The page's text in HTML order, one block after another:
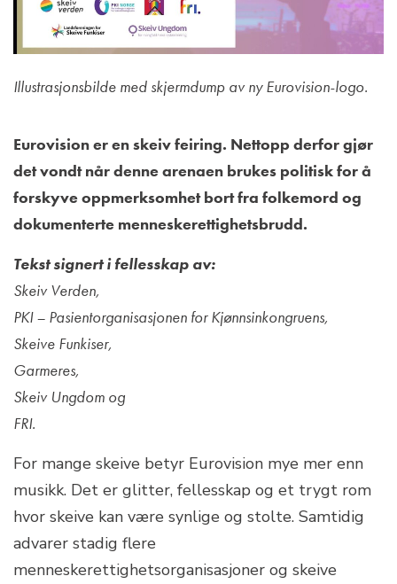
Illustrasjonsbilde med skjermdump av ny Eurovision-logo.
Eurovision er en skeiv feiring. Nettopp derfor gjør
det vondt når denne arenaen brukes politisk for å
forskyve oppmerksomhet bort fra folkemord og
dokumenterte menneskerettighetsbrudd.
Tekst signert i fellesskap av:
Skeiv Verden,
PKI – Pasientorganisasjonen for Kjønnsinkongruens,
Skeive Funkiser,
Garmeres,
Skeiv Ungdom og
FRI.
For mange skeive betyr Eurovision mye mer enn
musikk. Det er glitter, fellesskap og et trygt rom
hvor skeive kan være synlige og stolte. Samtidig
advarer stadig flere
menneskerettighetsorganisasjoner og skeive